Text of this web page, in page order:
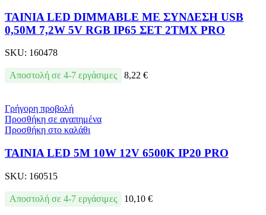
ΤΑΙΝΙΑ LED DIMMABLE ΜΕ ΣΥΝΔΕΣΗ USB
0,50M 7,2W 5V RGB IP65 ΣΕΤ 2ΤΜΧ PRO
SKU: 160478
Αποστολή σε 4-7 εργάσιμες 8,22 €
Γρήγορη προβολή
Προσθήκη σε αγαπημένα
Προσθήκη στο καλάθι
ΤΑΙΝΙΑ LED 5M 10W 12V 6500K IP20 PRO
SKU: 160515
Αποστολή σε 4-7 εργάσιμες 10,10 €